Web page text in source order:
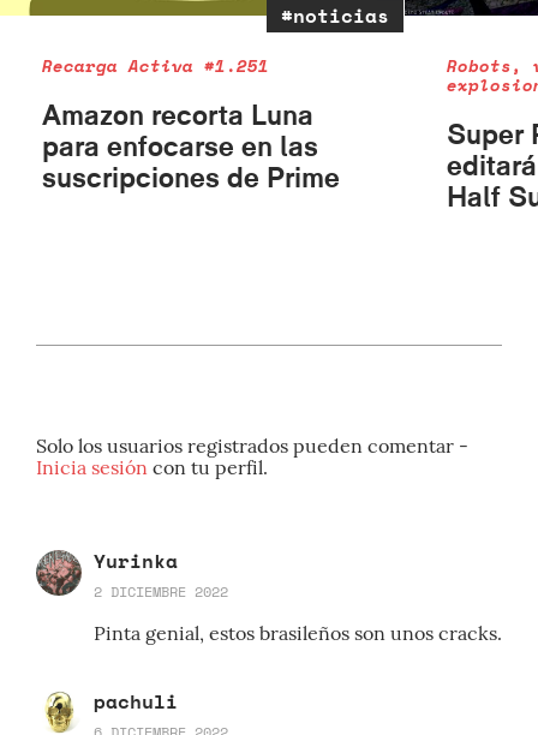
#noticias
Recarga Activa #1.251
Amazon recorta Luna
para enfocarse en las
suscripciones de Prime
Robots,
Super
Half
Solo los usuarios registrados pueden comentar -
Inicia sesión con tu perfil.
Yurinka
2 DICIEMBRE 2022
Pinta genial, estos brasileños son unos cracks.
pachuli